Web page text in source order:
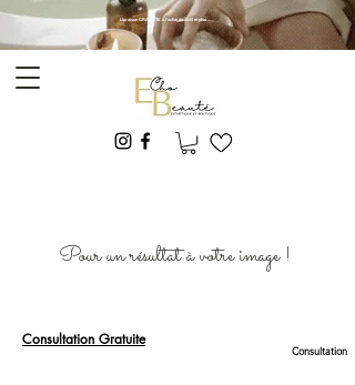
Livraison GRATUITE à l'achat de 150$ et plus
Pour un résultat à votre image !
Consultation Gratuite
Consultation